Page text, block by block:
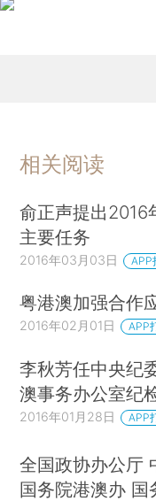
相关阅读
俞正声提出2016
主要任务
2016年03月03日 APP
粤港澳加强合作
2016年02月01日 APP
李秋芳任中央纪
澳事务办公室纪
2016年01月28日 APP
全国政协办公厅
国务院港澳办 国